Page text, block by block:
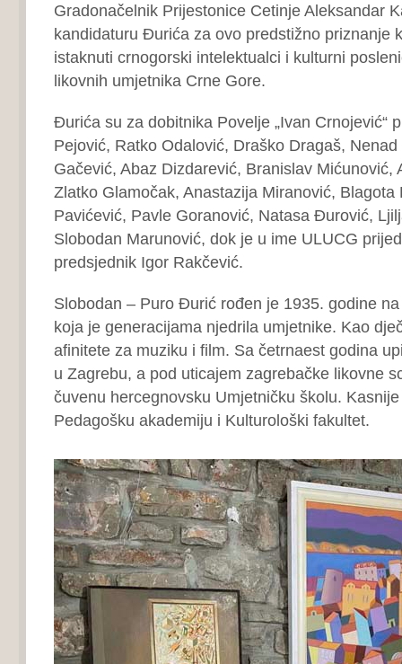
Gradonačelnik Prijestonice Cetinje Aleksandar
kandidaturu Đurića za ovo predstižno priznanje
istaknuti crnogorski intelektualci i kulturni
likovnih umjetnika Crne Gore.
Đurića su za dobitnika Povelje „Ivan Crnojević“
Pejović, Ratko Odalović, Draško Dragaš,
Gačević, Abaz Dizdarević, Branislav Mićunović,
Zlatko Glamočak, Anastazija Miranović, Blagota
Pavićević, Pavle Goranović, Natasa Đurović,
Slobodan Marunović, dok je u ime ULUCG
predsjednik Igor Rakčević.
Slobodan – Puro Đurić rođen je 1935. godine
koja je generacijama njedrila umjetnike. Kao
afinitete za muziku i film. Sa četrnaest godina
u Zagrebu, a pod uticajem zagrebačke likovne
čuvenu hercegnovsku Umjetničku školu.
Pedagošku akademiju i Kulturološki fakultet.